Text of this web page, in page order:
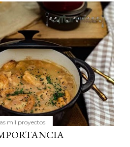
mil proyectos